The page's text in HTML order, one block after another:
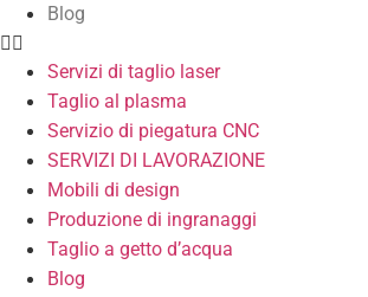
Blog
Servizi di taglio laser
Taglio al plasma
Servizio di piegatura CNC
SERVIZI DI LAVORAZIONE
Mobili di design
Produzione di ingranaggi
Taglio a getto d’acqua
Blog